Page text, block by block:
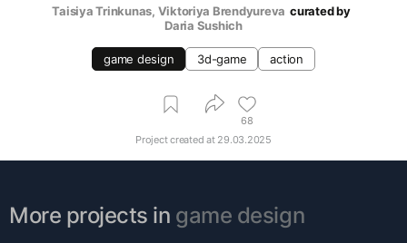
Taisiya Trinkunas, Viktoriya Brendyureva curated by
Daria Sushich
game design 3d-game action
68
Project created at 29.03.2025
More projects in game design